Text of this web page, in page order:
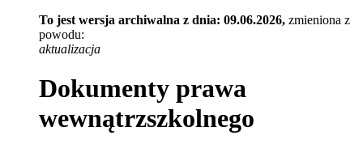
To jest wersja archiwalna z dnia: 09.06.2026, zmieniona z
powodu:
aktualizacja
Dokumenty prawa
wewnątrzszkolnego